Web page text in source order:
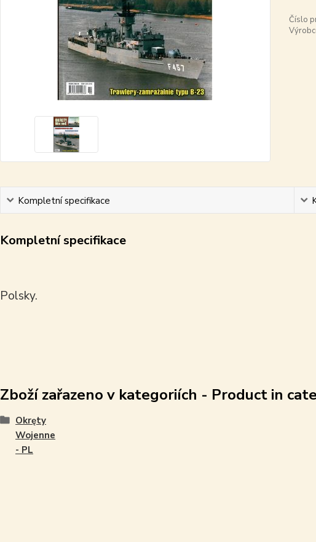
Číslo
Kompletní specifikace
Kompletní specifikace
Polsky.
Zboží zařazeno v kategoriích - Product in
Okręty
Wojenne
- PL